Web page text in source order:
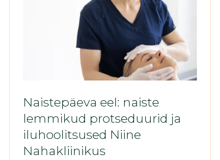
Naistepäeva eel: naiste
lemmikud protseduurid ja
iluhoolitsused Niine
Nahakliinikus